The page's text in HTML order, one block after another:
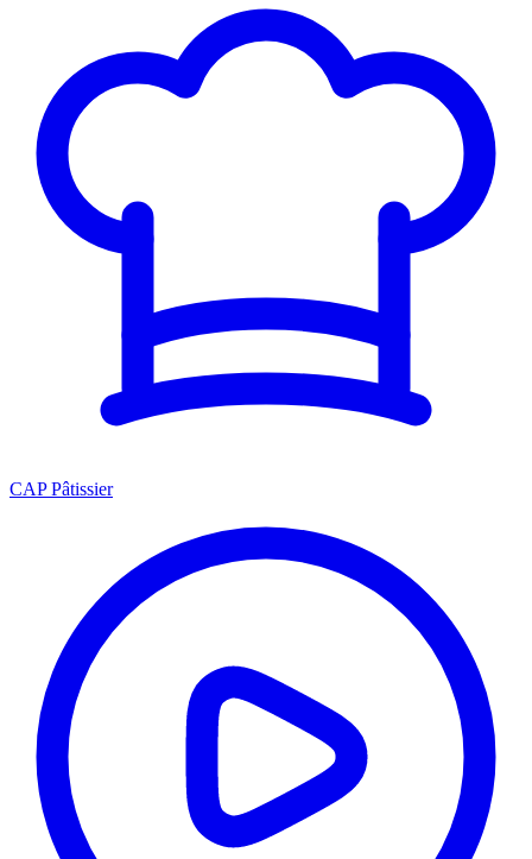
CAP Pâtissier